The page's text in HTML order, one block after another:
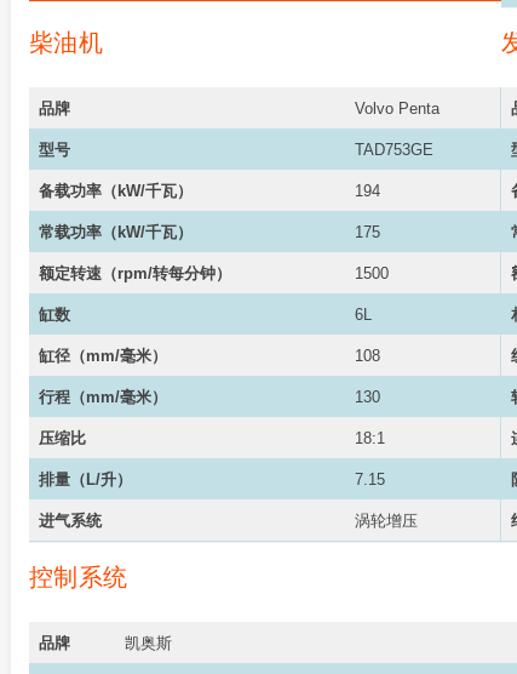
柴油机
品牌 Volvo Penta
型号 TAD753GE
备载功率（kW/千瓦） 194
常载功率（ kW/千瓦） 175
额定转速（rpm/转每分钟） 1500
缸数 6L
缸径（mm/毫米） 108
行程（mm/毫米） 130
压缩比 18:1
排量（L/升） 7.15
进气系统 涡轮增压
控制系统
品牌 凯奥斯